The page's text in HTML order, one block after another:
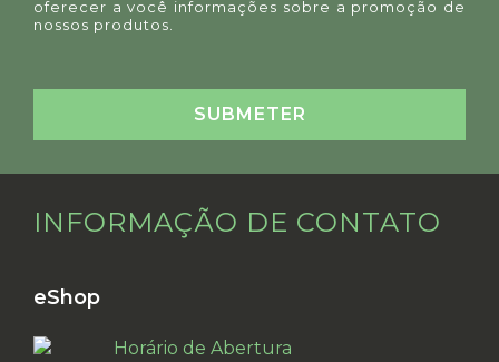
oferecer a você informações sobre a promoção de
nossos produtos.
INFORMAÇÃO DE CONTATO
eShop
Horário de Abertura